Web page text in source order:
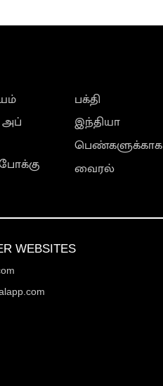
அப்
பக்தி
இந்தியா
பெண்களுக்காக
வைரல்
WEBSITES